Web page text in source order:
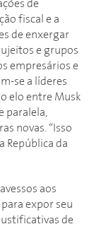
de
fiscal e a
de enxergar
e grupos
empresários e
se a líderes
elo entre Musk
paralela,
novas. “Isso
República da
aos
expor seu
de